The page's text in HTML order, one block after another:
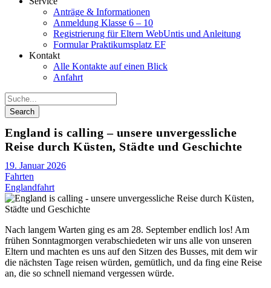
Anträge & Informationen
Anmeldung Klasse 6 – 10
Registrierung für Eltern WebUntis und Anleitung
Formular Praktikumsplatz EF
Kontakt
Alle Kontakte auf einen Blick
Anfahrt
England is calling – unsere unvergessliche
Reise durch Küsten, Städte und Geschichte
19. Januar 2026
Fahrten
Englandfahrt
Nach langem Warten ging es am 28. September endlich los! Am
frühen Sonntagmorgen verabschiedeten wir uns alle von unseren
Eltern und machten es uns auf den Sitzen des Busses, mit dem wir
die nächsten Tage reisen würden, gemütlich, und da fing eine Reise
an, die so schnell niemand vergessen würde.